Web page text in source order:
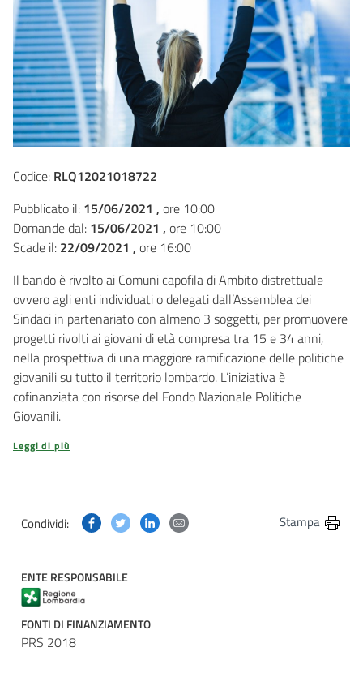
Codice: RLQ12021018722
Pubblicato il: 15/06/2021 , ore 10:00
Domande dal: 15/06/2021 , ore 10:00
Scade il: 22/09/2021 , ore 16:00
Il bando è rivolto ai Comuni capofila di Ambito distrettuale
ovvero agli enti individuati o delegati dall’Assemblea dei
Sindaci in partenariato con almeno 3 soggetti, per promuovere
progetti rivolti ai giovani di età compresa tra 15 e 34 anni,
nella prospettiva di una maggiore ramificazione delle politiche
giovanili su tutto il territorio lombardo. L’iniziativa è
cofinanziata con risorse del Fondo Nazionale Politiche
Giovanili.
Leggi di più
Condividi: Condividi questa pagina su Facebook
Condividi questa pagina su Twitter
Condividi questa pagina su Linkedin
Condividi questa pagina via
Stampa
ENTE RESPONSABILE
FONTI DI FINANZIAMENTO
PRS 2018